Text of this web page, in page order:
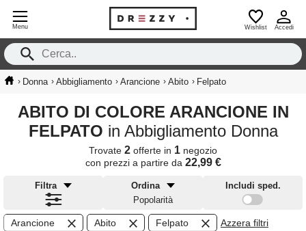
Menu Wishlist Accedi
› Donna › Abbigliamento › Arancione › Abito › Felpato
ABITO DI COLORE ARANCIONE IN
FELPATO in Abbigliamento Donna
Trovate 2 offerte in 1 negozio
con prezzi a partire da 22,99 €
Filtra
Ordina
Popolarità
Includi sped.
Arancione Abito Felpato Azzera filtri